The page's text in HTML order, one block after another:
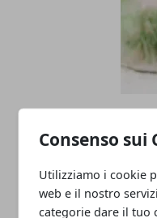
Consenso sui
Utilizziamo i cookie
web e il nostro
categorie dare il tuo
Le quattro cose
più attraenti in
28/03/2025